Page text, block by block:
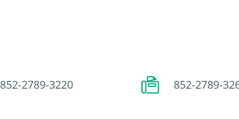
852-2789-3220 852-2789-